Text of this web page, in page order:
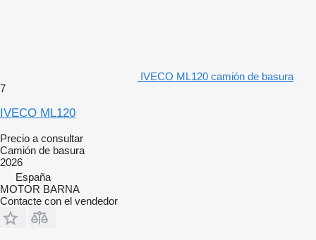
IVECO ML120 camión de basura
7
IVECO ML120
Precio a consultar
Camión de basura
2026
España
MOTOR BARNA
Contacte con el vendedor